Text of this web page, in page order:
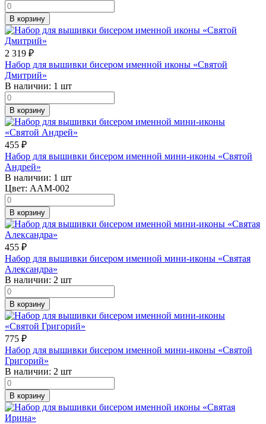
В корзину
2 319 ₽
Набор для вышивки бисером именной иконы «Святой
Дмитрий»
В наличии: 1 шт
В корзину
455 ₽
Набор для вышивки бисером именной мини-иконы «Святой
Андрей»
В наличии: 1 шт
Цвет: AAM-002
В корзину
455 ₽
Набор для вышивки бисером именной мини-иконы «Святая
Александра»
В наличии: 2 шт
В корзину
775 ₽
Набор для вышивки бисером именной мини-иконы «Святой
Григорий»
В наличии: 2 шт
В корзину